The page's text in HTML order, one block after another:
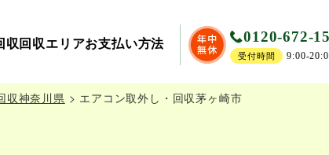
収 回収エリアお支払い方法 0120-672-
受付時間 9:00-
収神奈川県 > エアコン取外し・回収茅ヶ崎市